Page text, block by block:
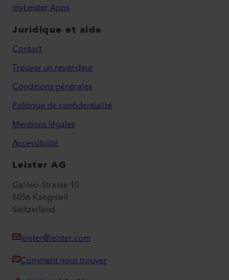
myLeister Apps
Juridique et aide
Contact
Trouver un revendeur
Conditions générales
Politique de confidentialité
Mentions légales
Accessibilité
Leister AG
Galileo-Strasse 10
6056 Kaegiswil
Switzerland
leister@leister.com
Comment nous trouver